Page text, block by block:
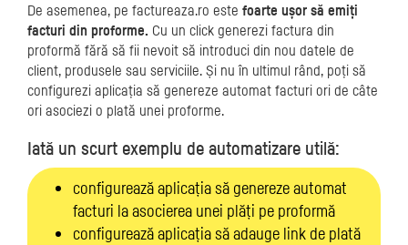
De asemenea, pe factureaza.ro este foarte ușor să emiți
facturi din proforme. Cu un click generezi factura din
proformă fără să fii nevoit să introduci din nou datele de
client, produsele sau serviciile. Și nu în ultimul rând, poți să
configurezi aplicația să genereze automat facturi ori de câte
ori asociezi o plată unei proforme.
Iată un scurt exemplu de automatizare utilă:
configurează aplicația să genereze automat
facturi la asocierea unei plăți pe proformă
configurează aplicația să adauge link de plată